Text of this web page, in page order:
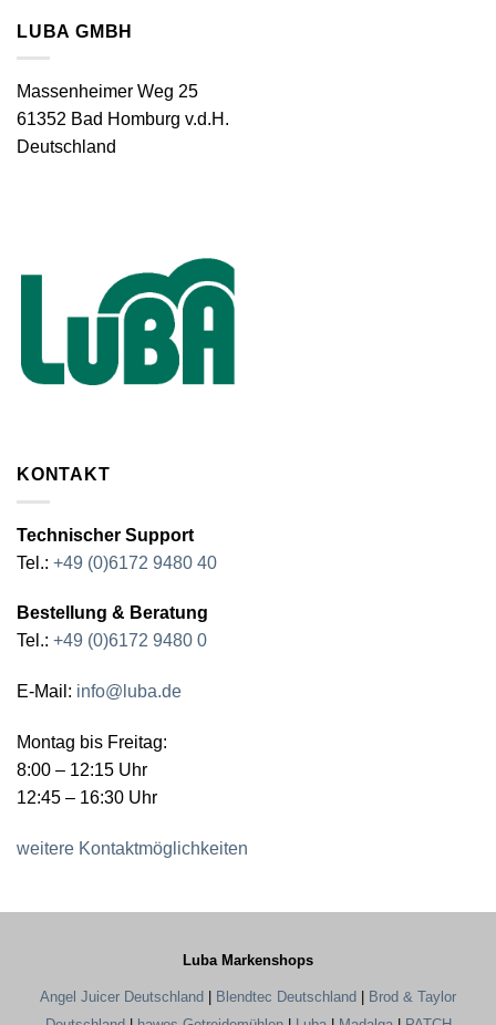
LUBA GMBH
Massenheimer Weg 25
61352 Bad Homburg v.d.H.
Deutschland
KONTAKT
Technischer Support
Tel.: +49 (0)6172 9480 40
Bestellung & Beratung
Tel.: +49 (0)6172 9480 0
E-Mail: info@luba.de
Montag bis Freitag:
8:00 – 12:15 Uhr
12:45 – 16:30 Uhr
weitere Kontaktmöglichkeiten
Luba Markenshops
Angel Juicer Deutschland | Blendtec Deutschland | Brod & Taylor